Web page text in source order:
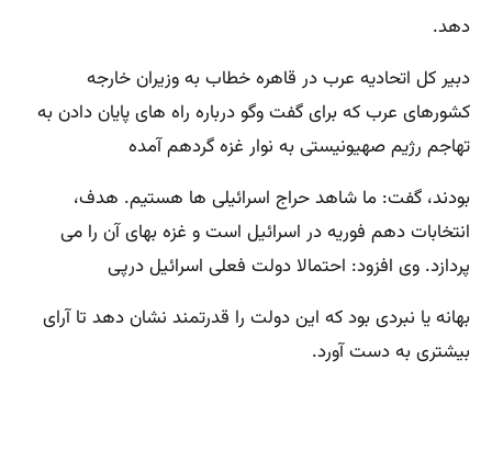
دهد.
دبیر کل اتحادیه عرب در قاهره خطاب به وزیران خارجه
کشورهای عرب که برای گفت وگو درباره راه های پایان دادن به
تهاجم رژیم صهیونیستی به نوار غزه گردهم آمده
بودند، گفت: ما شاهد حراج اسرائیلی ها هستیم. هدف،
انتخابات دهم فوریه در اسرائیل است و غزه بهای آن را می
پردازد. وی افزود: احتمالا دولت فعلی اسرائیل درپی
بهانه یا نبردی بود که این دولت را قدرتمند نشان دهد تا آرای
بیشتری به دست آورد.